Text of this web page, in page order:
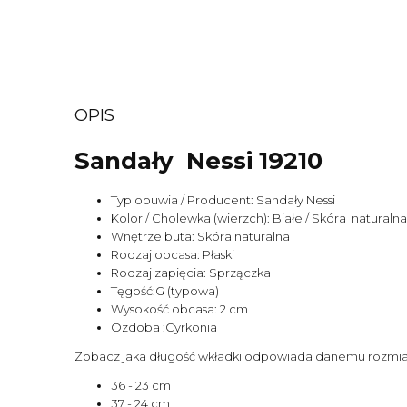
OPIS
Sandały Nessi 19210
Typ obuwia / Producent: Sandały Nessi
Kolor / Cholewka (wierzch): Białe / Skóra
Wnętrze buta: Skóra naturalna
Rodzaj obcasa: Płaski
Rodzaj zapięcia: Sprzączka
Tęgość:G (typowa)
Wysokość obcasa: 2 cm
Ozdoba :Cyrkonia
Zobacz jaka długość wkładki odpowiada danemu
36 - 23 cm
37 - 24 cm